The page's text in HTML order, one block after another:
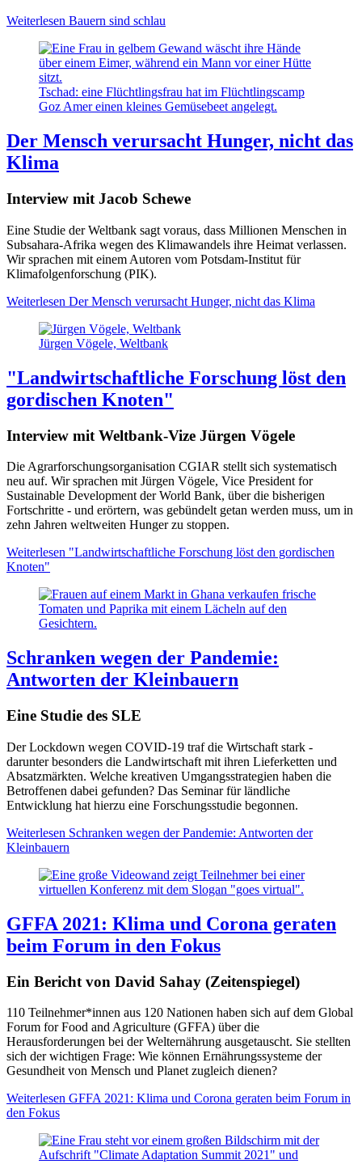
Weiterlesen Bauern sind schlau
Tschad: eine Flüchtlingsfrau hat im Flüchtlingscamp
Goz Amer einen kleines Gemüsebeet angelegt.
Der Mensch verursacht Hunger, nicht das
Klima
Interview mit Jacob Schewe
Eine Studie der Weltbank sagt voraus, dass Millionen Menschen in
Subsahara-Afrika wegen des Klimawandels ihre Heimat verlassen.
Wir sprachen mit einem Autoren vom Potsdam-Institut für
Klimafolgenforschung (PIK).
Weiterlesen Der Mensch verursacht Hunger, nicht das Klima
Jürgen Vögele, Weltbank
"Landwirtschaftliche Forschung löst den
gordischen Knoten"
Interview mit Weltbank-Vize Jürgen Vögele
Die Agrarforschungsorganisation CGIAR stellt sich systematisch
neu auf. Wir sprachen mit Jürgen Vögele, Vice President for
Sustainable Development der World Bank, über die bisherigen
Fortschritte - und erörtern, was gebündelt getan werden muss, um in
zehn Jahren weltweiten Hunger zu stoppen.
Weiterlesen "Landwirtschaftliche Forschung löst den gordischen
Knoten"
Schranken wegen der Pandemie:
Antworten der Kleinbauern
Eine Studie des SLE
Der Lockdown wegen COVID-19 traf die Wirtschaft stark -
darunter besonders die Landwirtschaft mit ihren Lieferketten und
Absatzmärkten. Welche kreativen Umgangsstrategien haben die
Betroffenen dabei gefunden? Das Seminar für ländliche
Entwicklung hat hierzu eine Forschungsstudie begonnen.
Weiterlesen Schranken wegen der Pandemie: Antworten der
Kleinbauern
GFFA 2021: Klima und Corona geraten
beim Forum in den Fokus
Ein Bericht von David Sahay (Zeitenspiegel)
110 Teilnehmer*innen aus 120 Nationen haben sich auf dem Global
Forum for Food and Agriculture (GFFA) über die
Herausforderungen bei der Welternährung ausgetauscht. Sie stellten
sich der wichtigen Frage: Wie können Ernährungssysteme der
Gesundheit von Mensch und Planet zugleich dienen?
Weiterlesen GFFA 2021: Klima und Corona geraten beim Forum in
den Fokus